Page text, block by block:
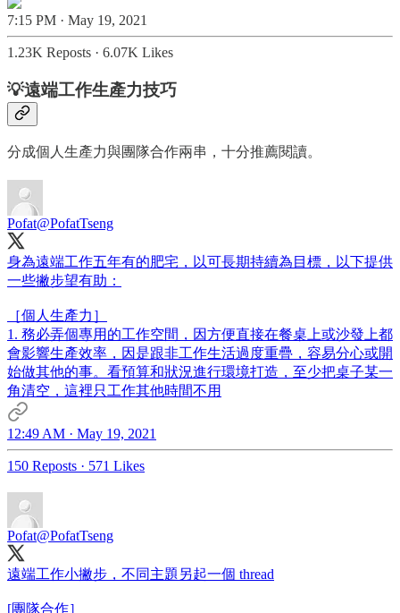
7:15 PM · May 19, 2021
1.23K Reposts · 6.07K Likes
💡遠端工作生產力技巧
分成個人生產力與團隊合作兩串，十分推薦閱讀。
Pofat@PofatTseng
身為遠端工作五年有的肥宅，以可長期持續為目標，以下提供
一些撇步望有助：
［個人生產力］
1. 務必弄個專用的工作空間，因方便直接在餐桌上或沙發上都
會影響生產效率，因是跟非工作生活過度重疊，容易分心或開
始做其他的事。看預算和狀況進行環境打造，至少把桌子某一
角清空，這裡只工作其他時間不用
12:49 AM · May 19, 2021
150 Reposts · 571 Likes
Pofat@PofatTseng
遠端工作小撇步，不同主題另起一個 thread
[團隊合作］